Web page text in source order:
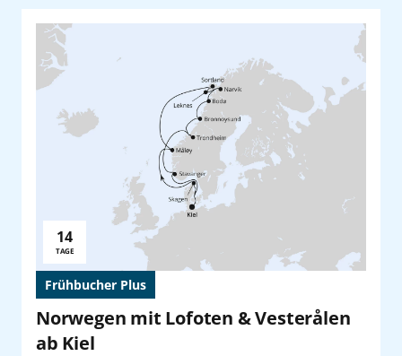
Frühbucher Plus
Norwegen mit Lofoten & Vesterålen
ab Kiel
Reisedauer:
14
TAGE